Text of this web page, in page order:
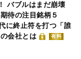
バブルはまだ崩壊
待の注目銘柄５
に終止符を打つ「誰
会社とは
有料